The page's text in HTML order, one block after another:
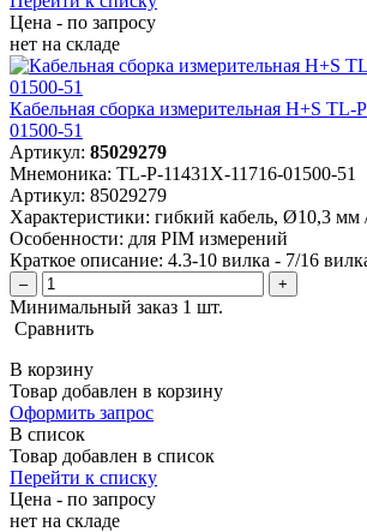
Цена - по запросу
нет на складе
Кабельная сборка измерительная H+S TL-
01500-51
Артикул: 85029279
Мнемоника: TL-P-11431X-11716-01500-51
Артикул: 85029279
Характеристики: гибкий кабель, Ø10,3
Особенности: для PIM измерений
Краткое описание: 4.3-10 вилка - 7/16
– +
Минимальный заказ 1 шт.
Сравнить
В корзину
Товар добавлен в корзину
Оформить запрос
В список
Товар добавлен в список
Перейти к списку
Цена - по запросу
нет на складе